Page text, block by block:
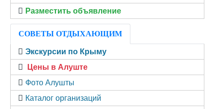
Разместить объявление
СОВЕТЫ ОТДЫХАЮЩИМ
Экскурсии по Крыму
Цены в Алуште
Фото Алушты
Каталог организаций